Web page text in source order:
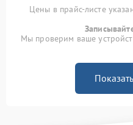
Цены в прайс-листе
Мы проверим ваше